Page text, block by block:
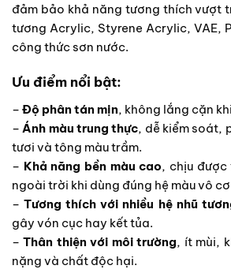
đảm bảo khả năng tương thích vượt
tương Acrylic, Styrene Acrylic, VAE,
công thức sơn nước.
Ưu điểm nổi bật:
– Độ phân tán mịn, không lắng cặn
– Ánh màu trung thực, dễ kiểm soát,
tươi và tông màu trầm.
– Khả năng bền màu cao, chịu được
ngoài trời khi dùng đúng hệ màu vô
–Tương thích với nhiều hệ nhũ
gây vón cục hay kết tủa.
–Thân thiện với môi trường, ít mùi,
nặng và chất độc hại.